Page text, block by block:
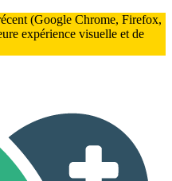
(Google Chrome, Firefox,
expérience visuelle et de